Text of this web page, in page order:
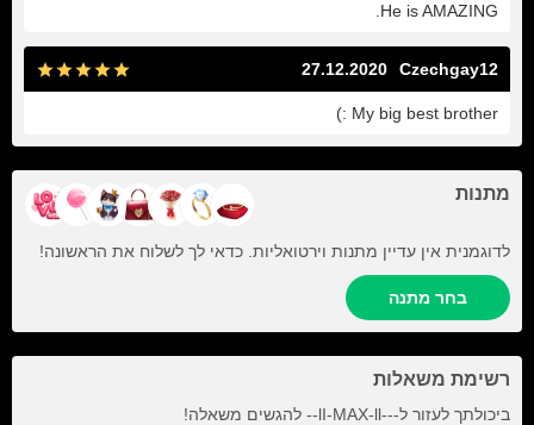
He is AMAZING.
Czechgay12
27.12.2020
My big best brother :)
מתנות
לדוגמנית אין עדיין מתנות וירטואליות. כדאי לך לשלוח את הראשונה!
בחר מתנה
רשימת משאלות
ביכולתך לעזור ל---lI-MAX-ll-- להגשים משאלה!